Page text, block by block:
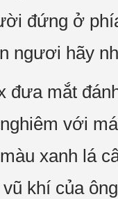
đứng ở
ngươi hãy
đưa mắt
với
xanh lá
vũ khí của